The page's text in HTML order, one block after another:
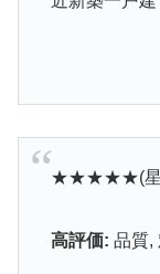
★★★★★(星
高評価: 品質,